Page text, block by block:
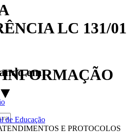
LC 131/01
INFORMAÇÃO
▼
em:
de Educação
E PROTOCOLOS